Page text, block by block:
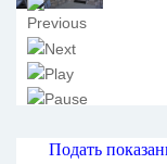
Подать